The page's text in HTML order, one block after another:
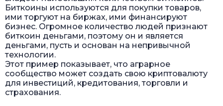
Биткоины используются для покупки товаров,
ими торгуют на биржах, ими финансируют
бизнес. Огромное количество людей признают
биткоин деньгами, поэтому он и является
деньгами, пусть и основан на непривычной
технологии.
Этот пример показывает, что аграрное
сообщество может создать свою криптовалюту
для инвестиций, кредитования, торговли и
страхования.